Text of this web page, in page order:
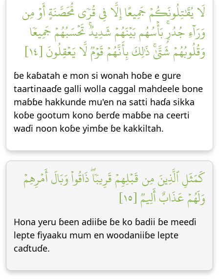
لَا يُقَٰتِلُونَكُمۡ جَمِيعًا إِلَّا فِي قُرٗى مُّحَصَّنَةٍ أَوۡ مِن
وَرَآءِ جُدُرِۭۚ بَأۡسُهُم بَيۡنَهُمۡ شَدِيدٞۚ تَحۡسَبُهُمۡ جَمِيعٗا
وَقُلُوبُهُمۡ شَتَّىٰۚ ذَٰلِكَ بِأَنَّهُمۡ قَوۡمٞ لَّا يَعۡقِلُونَ [١٤]
ɓe kaɓatah e mon si wonah hoɓe e gure
taartinaaɗe galli wolla caggal mahdeele bone
maɓɓe hakkunde mu'en na satti haɗa sikka
koɓe gootum kono ɓerɗe maɓɓe na ceerti
waɗi noon koɓe yimɓe ɓe kakkiltah.
كَمَثَلِ ٱلَّذِينَ مِن قَبۡلِهِمۡ قَرِيبٗاۖ ذَاقُواْ وَبَالَ أَمۡرِهِمۡ
وَلَهُمۡ عَذَابٌ أَلِيمٞ [١٥]
Hona yeru ɓeen adiiɓe ɓe ko ɓadii ɓe meeɗi
lepte fiyaaku mum en woodaniiɓe lepte
caɗtuɗe.